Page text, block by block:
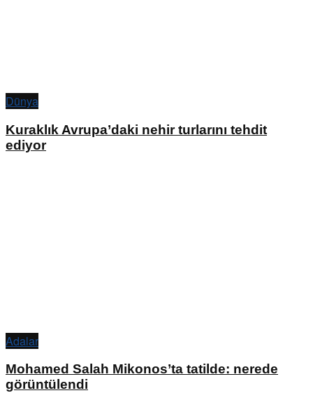
Dünya
Kuraklık Avrupa’daki nehir turlarını tehdit
ediyor
Adalar
Mohamed Salah Mikonos’ta tatilde: nerede
görüntülendi